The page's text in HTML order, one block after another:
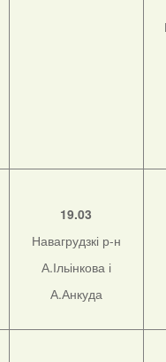
19.03
Навагрудзкі р-н
А.Ільінкова і
А.Анкуда